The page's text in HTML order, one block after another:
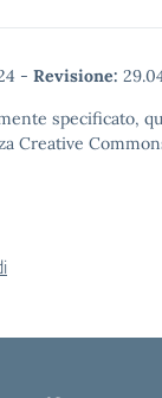
- Revisione:
specificato,
Creative